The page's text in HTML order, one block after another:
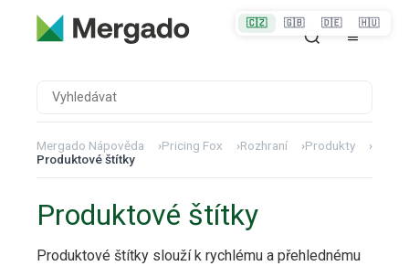
Mergado Nápověda ›Pricing Fox ›Rozhraní ›Produkty
›
Produktové štítky
Produktové štítky
Produktové štítky slouží k rychlému a přehlednému
🇨🇿 🇬🇧 🇩🇪 🇭🇺